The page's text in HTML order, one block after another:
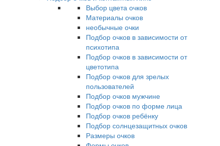
Выбор цвета очков
Материалы очков
необычные очки
Подбор очков в зависимости от
психотипа
Подбор очков в зависимости от
цветотипа
Подбор очков для зрелых
пользователей
Подбор очков мужчине
Подбор очков по форме лица
Подбор очков ребёнку
Подбор солнцезащитных очков
Размеры очков